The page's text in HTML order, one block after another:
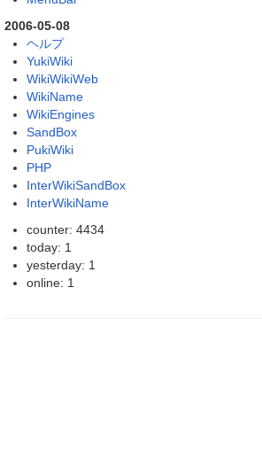
2006-05-08
ヘルプ
YukiWiki
WikiWikiWeb
WikiName
WikiEngines
SandBox
PukiWiki
PHP
InterWikiSandBox
InterWikiName
counter: 4434
today: 1
yesterday: 1
online: 1